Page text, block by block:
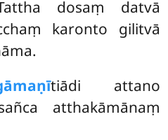
dosaṃ datvā
karonto gilitvā
tiādi attano
atthakāmānaṃ